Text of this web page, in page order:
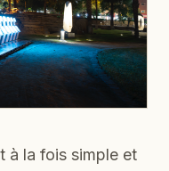
à la fois simple et